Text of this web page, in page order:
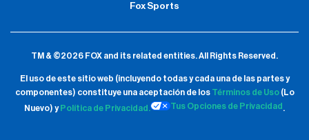
Fox Sports
TM & ©2026 FOX and its related entities.All Rights Reserved.
El uso de este sitio web (incluyendo todas y cada una de las partes y
componentes) constituye una aceptación de los Términos de Uso(Lo
Nuevo) y Política de Privacidad. Tus Opciones de Privacidad .